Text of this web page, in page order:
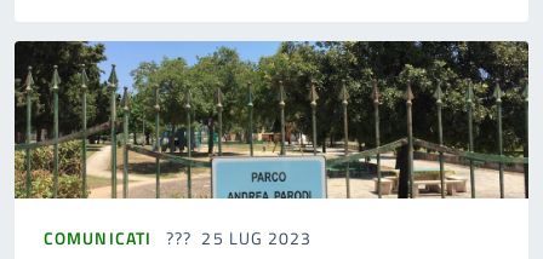
COMUNICATI 25 LUG 2023